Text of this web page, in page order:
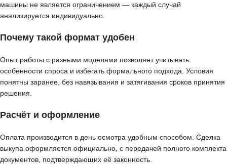
машины не является ограничением — каждый случай
анализируется индивидуально.
Почему такой формат удобен
Опыт работы с разными моделями позволяет учитывать
особенности спроса и избегать формального подхода. Условия
понятны заранее, без навязывания и затягивания сроков принятия
решения.
Расчёт и оформление
Оплата производится в день осмотра удобным способом. Сделка
выкупа оформляется официально, с передачей полного комплекта
документов, подтверждающих её законность.